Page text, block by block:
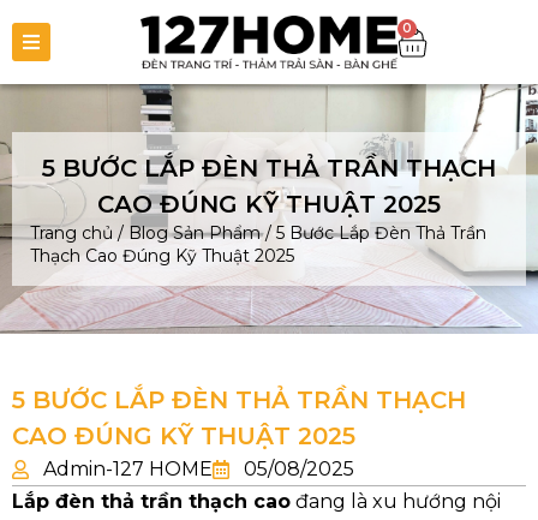
0
5 BƯỚC LẮP ĐÈN THẢ TRẦN THẠCH
CAO ĐÚNG KỸ THUẬT 2025
Trang chủ / Blog Sản Phẩm/ 5 Bước Lắp Đèn Thả Trần
Thạch Cao Đúng Kỹ Thuật 2025
5 BƯỚC LẮP ĐÈN THẢ TRẦN THẠCH
CAO ĐÚNG KỸ THUẬT 2025
Admin-127 HOME
05/08/2025
Lắp đèn thả trần thạch cao đang là xu hướng nội